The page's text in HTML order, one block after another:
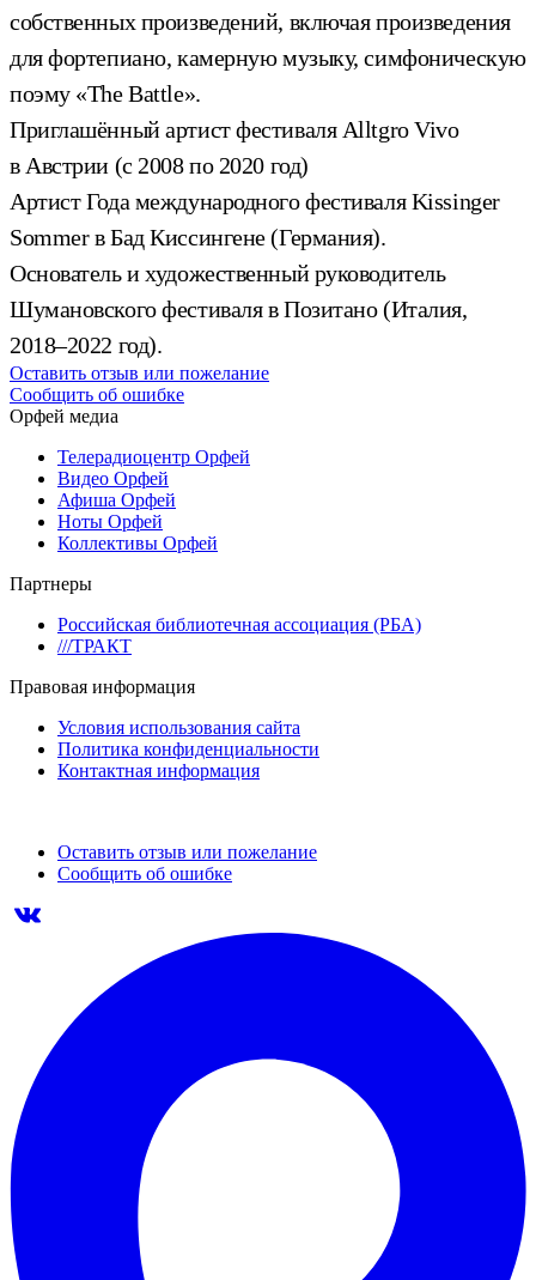
собственных произведений, включая произведения
для фортепиано, камерную музыку, симфоническую
поэму «The Battle».
Приглашённый артист фестиваля Alltgro Vivo
в Австрии (с 2008 по 2020 год)
Артист Года международного фестиваля Kissinger
Sommer в Бад Киссингене (Германия).
Основатель и художественный руководитель
Шумановского фестиваля в Позитано (Италия,
2018–2022 год).
Оставить отзыв или пожелание
Сообщить об ошибке
Орфей медиа
Телерадиоцентр Орфей
Видео Орфей
Афиша Орфей
Ноты Орфей
Коллективы Орфей
Партнеры
Российская библиотечная ассоциация (РБА)
///ТРАКТ
Правовая информация
Условия использования сайта
Политика конфиденциальности
Контактная информация
Оставить отзыв или пожелание
Сообщить об ошибке